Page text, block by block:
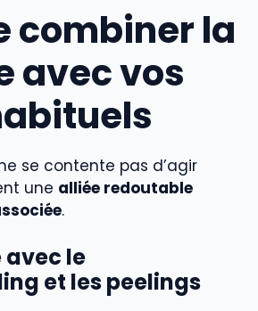
combiner la
avec vos
se contente pas d’agir
une alliée redoutable
.
avec le
et les peelings